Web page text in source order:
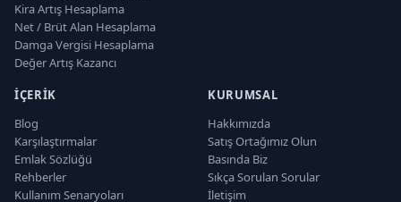
Kira Artış Hesaplama
Net / Brüt Alan Hesaplama
Damga Vergisi Hesaplama
Değer Artış Kazancı
İÇERIK
Blog
Karşılaştırmalar
Emlak Sözlüğü
Rehberler
Kullanım Senaryoları
KURUMSAL
Hakkımızda
Satış Ortağımız Olun
Basında Biz
Sıkça Sorulan Sorular
İletişim